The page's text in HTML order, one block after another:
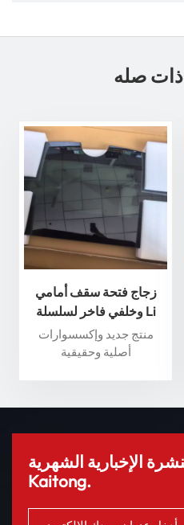
صله
زجاج فتحة سقف أمامي
وخلفي فاخر لسلسلة Li
Auto L - عزز تجربة القيادة
الخاصة بك
منتج جديد وإكسسوارات
أصلية وحقيقية
الإخبارية الشهرية
Kaitong.